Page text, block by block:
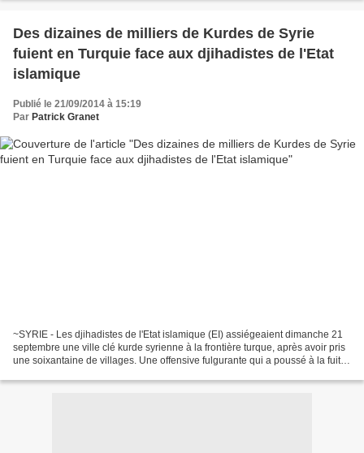
Des dizaines de milliers de Kurdes de Syrie
fuient en Turquie face aux djihadistes de l'Etat
islamique
Publié le 21/09/2014 à 15:19
Par Patrick Granet
~SYRIE - Les djihadistes de l'Etat islamique (EI) assiégeaient dimanche 21
septembre une ville clé kurde syrienne à la frontière turque, après avoir pris
une soixantaine de villages. Une offensive fulgurante qui a poussé à la fuite